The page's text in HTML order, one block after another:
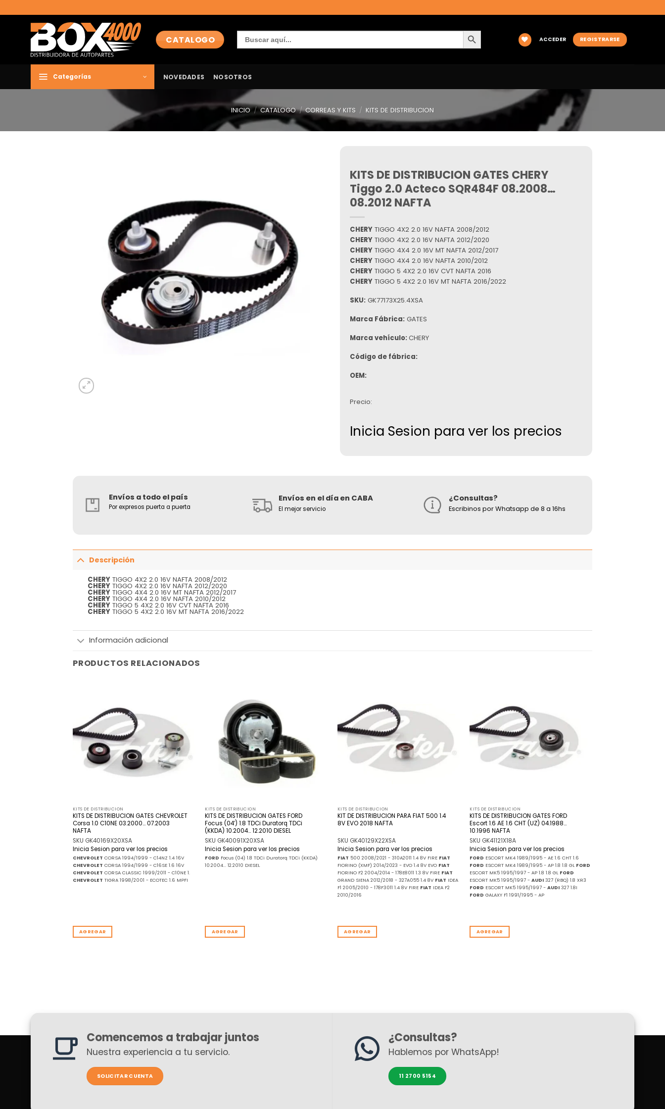
al
contenido
CATALOGO
Buscar:
BOTÓN DE BÚSQUEDA
ACCEDER
REGISTRARSE
Categorías NOVEDADES NOSOTROS
INICIO / CATALOGO / CORREAS Y KITS / KITS DE DISTRIBUCION
KITS DE DISTRIBUCION GATES CHERY
Tiggo 2.0 Acteco SQR484F 08.2008…
08.2012 NAFTA
CHERY TIGGO 4X2 2.0 16V NAFTA 2008/2012
CHERY TIGGO 4X2 2.0 16V NAFTA 2012/2020
CHERY TIGGO 4X4 2.0 16V MT NAFTA 2012/2017
CHERY TIGGO 4X4 2.0 16V NAFTA 2010/2012
CHERY TIGGO 5 4X2 2.0 16V CVT NAFTA 2016
CHERY TIGGO 5 4X2 2.0 16V MT NAFTA 2016/2022
SKU: GK77173X25.4XSA
Marca Fábrica: GATES
Marca vehículo: CHERY
Código de fábrica:
OEM:
Precio:
Inicia Sesion para ver los precios
Envíos a todo el país
Por expresos puerta a puerta
Envíos en el día en CABA
El mejor servicio
¿Consultas?
Escribinos por Whatsapp de 8 a 16hs
Descripción
CHERY TIGGO 4X2 2.0 16V NAFTA 2008/2012
CHERY TIGGO 4X2 2.0 16V NAFTA 2012/2020
CHERY TIGGO 4X4 2.0 16V MT NAFTA 2012/2017
CHERY TIGGO 4X4 2.0 16V NAFTA 2010/2012
CHERY TIGGO 5 4X2 2.0 16V CVT NAFTA 2016
CHERY TIGGO 5 4X2 2.0 16V MT NAFTA 2016/2022
Información adicional
PRODUCTOS RELACIONADOS
deseos
KITS DE DISTRIBUCION
KITS DE DISTRIBUCION GATES CHEVROLET
Corsa 1.0 C10NE 03.2000… 07.2003
NAFTA
SKU GK40169X20XSA
Inicia Sesion para ver los precios
CHEVROLET CORSA 1994/1999 - C14NZ 1.4 16V
CHEVROLET CORSA 1994/1999 - C16SE 1.6 16V
CHEVROLET CORSA CLASSIC 1999/2011 - C10NE 1.
CHEVROLET TIGRA 1998/2001 - ECOTEC 1.6 MPFI
AGREGAR
KITS DE DISTRIBUCION
KITS DE DISTRIBUCION GATES FORD
Focus (04′) 1.8 TDCi Duratorq TDCi
(KKDA) 10.2004… 12.2010 DIESEL
SKU GK40091X20XSA
Inicia Sesion para ver los precios
FORD Focus (04) 1.8 TDCi Duratorq TDCi (KKDA)
10.2004... 12.2010 DIESEL
AGREGAR
deseos
KITS DE DISTRIBUCION
KIT DE DISTRIBUCION PARA FIAT 500 1.4
8V EVO 2018 NAFTA
SKU GK40129X22XSA
Inicia Sesion para ver los precios
FIAT 500 2008/2021 - 310A2011 1.4 8V FIRE FIAT
FIORINO (XMF) 2014/2023 - EVO 1.4 8V EVO FIAT
FIORINO F2 2004/2014 - 178E8011 1.3 8V FIRE FIAT
GRAND SIENA 2012/2018 - 327A055 1.4 8V FIAT IDEA
F1 2005/2010 - 178F3011 1.4 8V FIRE FIAT IDEA F2
2010/2016
AGREGAR
deseos
KITS DE DISTRIBUCION
KITS DE DISTRIBUCION GATES FORD
Escort 1.6 AE 1.6 CHT (UZ) 04.1988…
10.1996 NAFTA
SKU GK41121X18A
Inicia Sesion para ver los precios
FORD ESCORT MK4 1989/1995 - AE 1.6 CHT 1.6
FORD ESCORT MK4 1989/1995 - AP 1.8 1.8 GL FORD
ESCORT MK5 1995/1997 - AP 1.8 1.8 GL FORD
ESCORT MK5 1995/1997 -AUDI 327 (RBQ) 1.8 XR3
FORD ESCORT MK5 1995/1997 -AUDI 327 1.8I
FORD GALAXY F1 1991/1995 - AP
AGREGAR
Comencemos a trabajar juntos
Nuestra experiencia a tu servicio.
SOLICITAR CUENTA
¿Consultas?
Hablemos por WhatsApp!
11 2700 5154